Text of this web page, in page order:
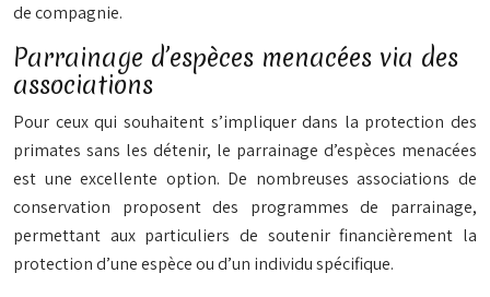
de compagnie.
Parrainage d’espèces menacées via des
associations
Pour ceux qui souhaitent s’impliquer dans la protection des
primates sans les détenir, le parrainage d’espèces menacées
est une excellente option. De nombreuses associations de
conservation proposent des programmes de parrainage,
permettant aux particuliers de soutenir financièrement la
protection d’une espèce ou d’un individu spécifique.